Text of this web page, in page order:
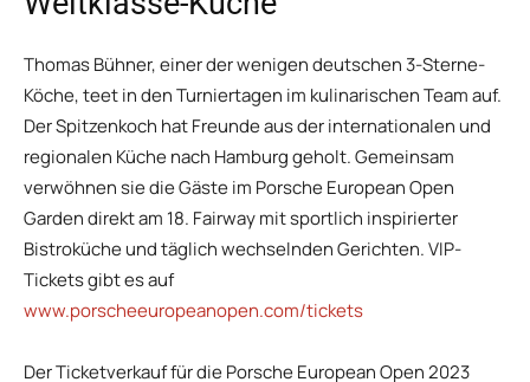
Thomas Bühner, einer der wenigen deutschen 3-Sterne-
Köche, teet in den Turniertagen im kulinarischen Team auf.
Der Spitzenkoch hat Freunde aus der internationalen und
regionalen Küche nach Hamburg geholt. Gemeinsam
verwöhnen sie die Gäste im Porsche European Open
Garden direkt am 18. Fairway mit sportlich inspirierter
Bistroküche und täglich wechselnden Gerichten. VIP-
Tickets gibt es auf
www.porscheeuropeanopen.com/tickets
Der Ticketverkauf für die Porsche European Open 2023